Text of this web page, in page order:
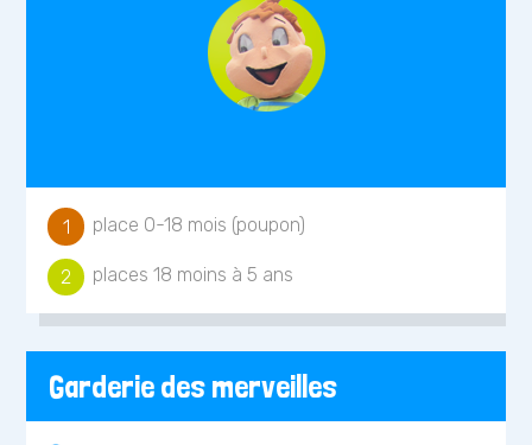
1 place 0-18 mois (poupon)
2 places 18 moins à 5 ans
Garderie des merveilles